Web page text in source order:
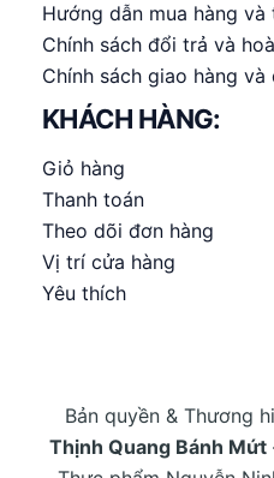
Hướng dẫn mua hàng và
Chính sách đổi trả và
Chính sách giao hàng và
KHÁCH HÀNG:
Giỏ hàng
Thanh toán
Theo dõi đơn hàng
Vị trí cửa hàng
Yêu thích
Bản quyền & Thương
Thịnh Quang Bánh Mứt